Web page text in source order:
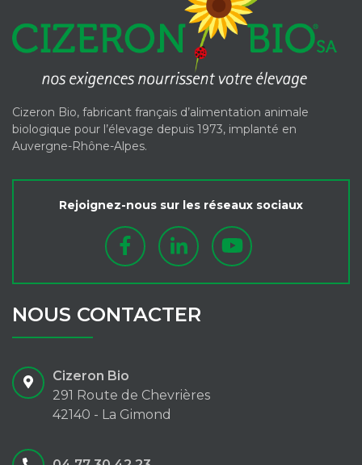
Cizeron Bio, fabricant français d’alimentation animale
biologique pour l’élevage depuis 1973, implanté en
Auvergne-Rhône-Alpes.
Rejoignez-nous sur les réseaux sociaux
NOUS CONTACTER
Cizeron Bio
291 Route de Chevrières
42140 - La Gimond